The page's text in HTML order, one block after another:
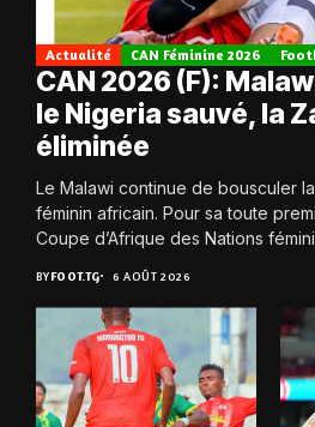
Actualité CAN Féminine 2026
CAN 2026 (F):
le Nigeria sauvé, la
éliminée
Le Malawi continue de bousculer
féminin africain. Pour sa toute
Coupe d’Afrique des Nations
qualifient avec éclat pour...
BYFOOT.TG 6 AOÛT 2026